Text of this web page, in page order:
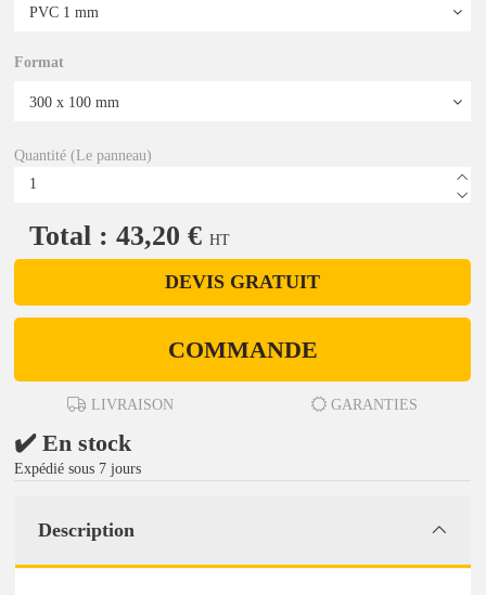
Format
Quantité (Le panneau)
Total : 43,20 € HT
DEVIS GRATUIT
COMMANDE
LIVRAISON GARANTIES
✔️ En stock
Expédié sous 7 jours
Description